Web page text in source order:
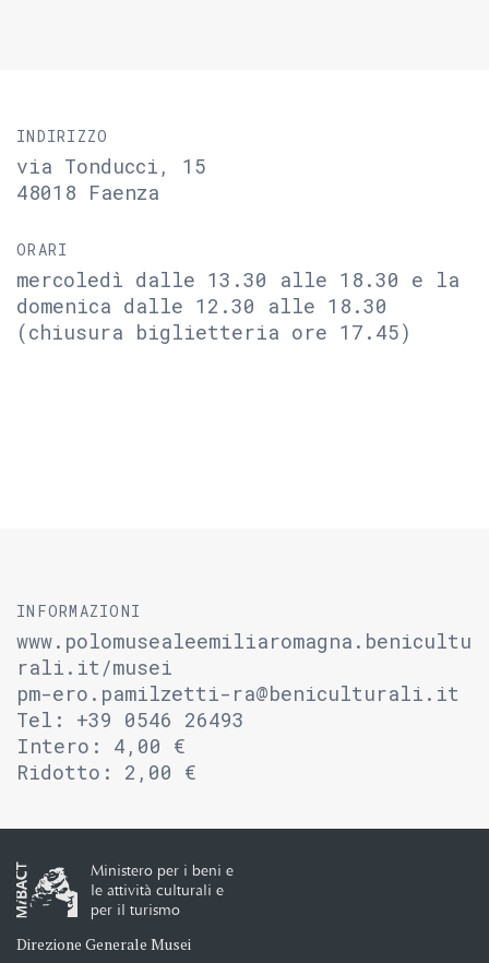
INDIRIZZO
via Tonducci, 15
48018 Faenza
ORARI
mercoledì dalle 13.30 alle 18.30 e la
domenica dalle 12.30 alle 18.30
(chiusura biglietteria ore 17.45)
INFORMAZIONI
www.polomusealeemiliaromagna.benicultu
rali.it/musei
pm-ero.pamilzetti-ra@beniculturali.it
Tel: +39 0546 26493
Intero: 4,00 €
Ridotto: 2,00 €
Ministero per i beni e
le attività culturali e
per il turismo
Direzione Generale Musei